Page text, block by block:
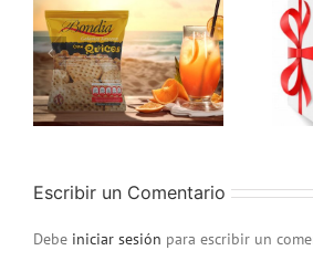
Regala galletas
Bondia, regala
sabor y calidad
Escribir un Comentario
Debe iniciar sesión para escribir un